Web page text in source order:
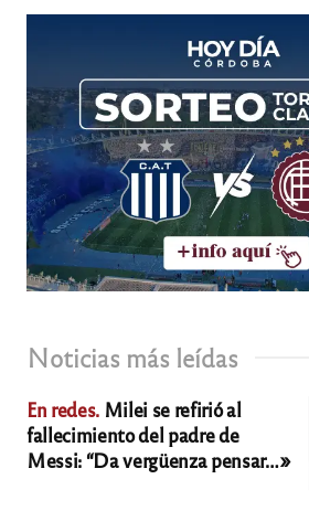
Noticias más leídas
En redes. Milei se refirió al
fallecimiento del padre de
Messi: “Da vergüenza pensar…»